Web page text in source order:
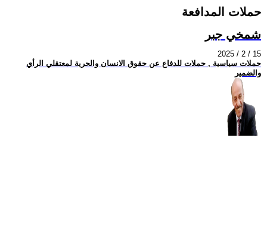
حملات المدافعة
شمخي جبر
2025 / 2 / 15
حملات سياسية , حملات للدفاع عن حقوق الانسان والحرية لمعتقلي الرأي
والضمير